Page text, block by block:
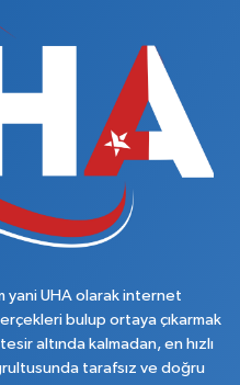
yani UHA olarak internet
bulup ortaya çıkarmak
altında kalmadan, en hızlı
tarafsız ve doğru